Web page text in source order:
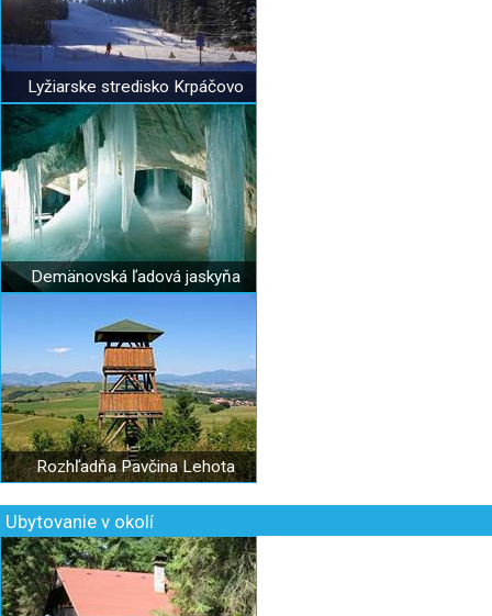
Lyžiarske stredisko Krpáčovo
Demänovská ľadová jaskyňa
Rozhľadňa Pavčina Lehota
Ubytovanie v okolí